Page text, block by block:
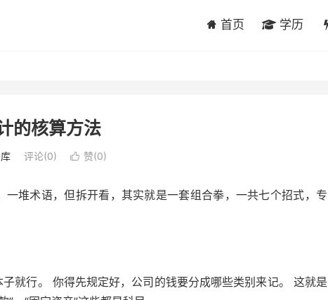
首页 学历
的核算方法
评论(0)  赞(0)
堆术语，但拆开看，其实就是一套组合拳，一共七个招式，专
就行。 你得先规定好，公司的钱要分成哪些类别来记。 这就是